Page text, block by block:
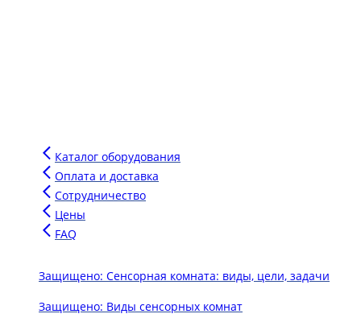
Каталог оборудования
Оплата и доставка
Сотрудничество
Цены
FAQ
Защищено: Сенсорная комната: виды, цели, задачи
Защищено: Виды сенсорных комнат